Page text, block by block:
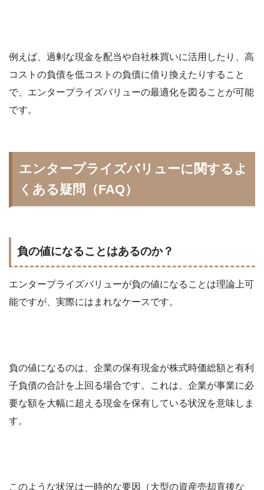
例えば、過剰な現金を配当や自社株買いに活用したり、高
コストの負債を低コストの負債に借り換えたりすること
で、エンタープライズバリューの最適化を図ることが可能
です。
エンタープライズバリューに関するよ
くある疑問（FAQ）
負の値になることはあるのか？
エンタープライズバリューが負の値になることは理論上可
能ですが、実際にはまれなケースです。
負の値になるのは、企業の保有現金が株式時価総額と有利
子負債の合計を上回る場合です。これは、企業が事業に必
要な額を大幅に超える現金を保有している状況を意味しま
す。
このような状況は一時的な要因（大型の資産売却直後な